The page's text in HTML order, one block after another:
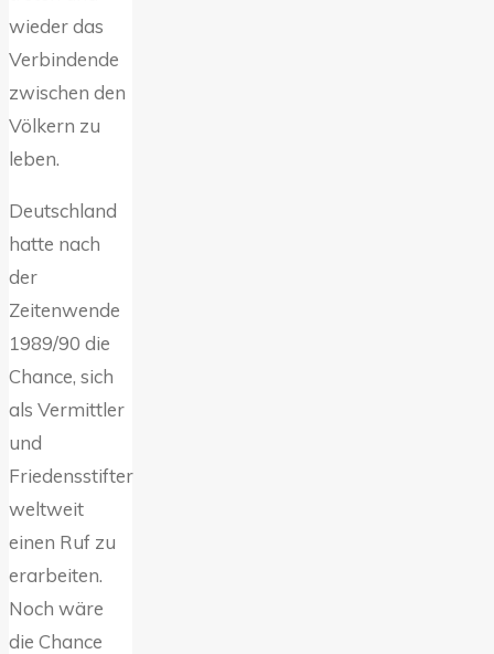
wieder das
Verbindende
zwischen den
Völkern zu
leben.
Deutschland
hatte nach
der
Zeitenwende
1989/90 die
Chance, sich
als Vermittler
und
Friedensstifter
weltweit
einen Ruf zu
erarbeiten.
Noch wäre
die Chance